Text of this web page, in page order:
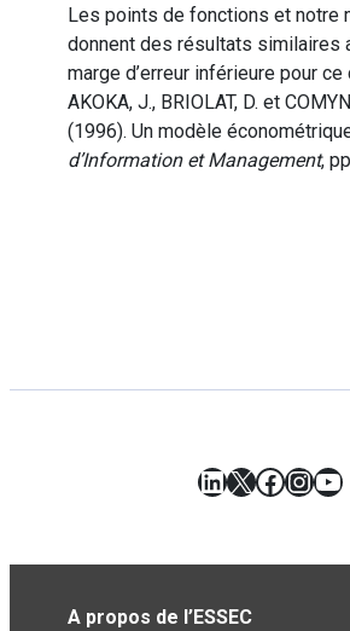
Les points de fonctions et notre
donnent des résultats similaires
marge d’erreur inférieure pour ce
AKOKA, J., BRIOLAT, D. et
(1996). Un modèle
d’Information et Management,
LinkedIn
X
A propos de l’ESSEC